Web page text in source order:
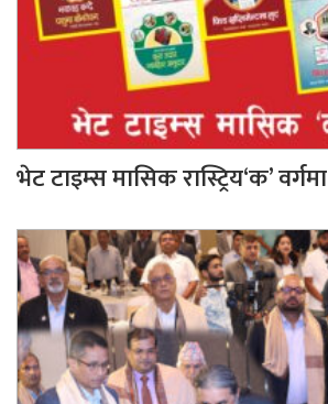
भेट टाइम्स मासिक रास्ट्रिय‘क’ वर्गमा